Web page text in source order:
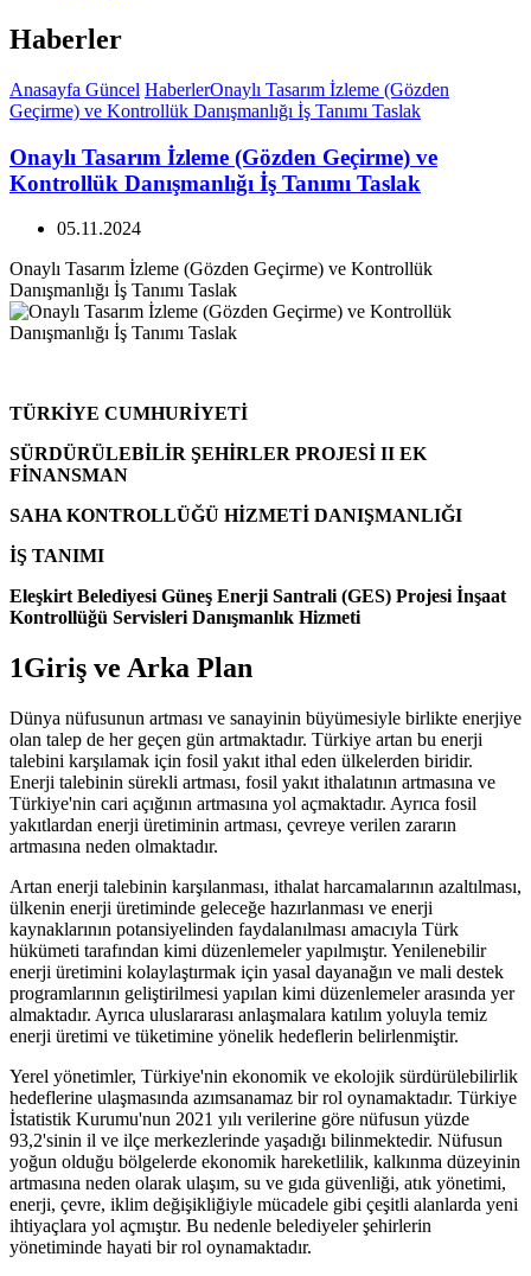
Haberler
Anasayfa Güncel HaberlerOnaylı Tasarım İzleme (Gözden
Geçirme) ve Kontrollük Danışmanlığı İş Tanımı Taslak
Onaylı Tasarım İzleme (Gözden Geçirme) ve
Kontrollük Danışmanlığı İş Tanımı Taslak
05.11.2024
Onaylı Tasarım İzleme (Gözden Geçirme) ve Kontrollük
Danışmanlığı İş Tanımı Taslak
TÜRKİYE CUMHURİYETİ
SÜRDÜRÜLEBİLİR ŞEHİRLER PROJESİ II EK
FİNANSMAN
SAHA KONTROLLÜĞÜ HİZMETİ DANIŞMANLIĞI
İŞ TANIMI
Eleşkirt Belediyesi Güneş Enerji Santrali (GES) Projesi İnşaat
Kontrollüğü Servisleri Danışmanlık Hizmeti
1Giriş ve Arka Plan
Dünya nüfusunun artması ve sanayinin büyümesiyle birlikte enerjiye
olan talep de her geçen gün artmaktadır. Türkiye artan bu enerji
talebini karşılamak için fosil yakıt ithal eden ülkelerden biridir.
Enerji talebinin sürekli artması, fosil yakıt ithalatının artmasına ve
Türkiye'nin cari açığının artmasına yol açmaktadır. Ayrıca fosil
yakıtlardan enerji üretiminin artması, çevreye verilen zararın
artmasına neden olmaktadır.
Artan enerji talebinin karşılanması, ithalat harcamalarının azaltılması,
ülkenin enerji üretiminde geleceğe hazırlanması ve enerji
kaynaklarının potansiyelinden faydalanılması amacıyla Türk
hükümeti tarafından kimi düzenlemeler yapılmıştır. Yenilenebilir
enerji üretimini kolaylaştırmak için yasal dayanağın ve mali destek
programlarının geliştirilmesi yapılan kimi düzenlemeler arasında yer
almaktadır. Ayrıca uluslararası anlaşmalara katılım yoluyla temiz
enerji üretimi ve tüketimine yönelik hedeflerin belirlenmiştir.
Yerel yönetimler, Türkiye'nin ekonomik ve ekolojik sürdürülebilirlik
hedeflerine ulaşmasında azımsanamaz bir rol oynamaktadır. Türkiye
İstatistik Kurumu'nun 2021 yılı verilerine göre nüfusun yüzde
93,2'sinin il ve ilçe merkezlerinde yaşadığı bilinmektedir. Nüfusun
yoğun olduğu bölgelerde ekonomik hareketlilik, kalkınma düzeyinin
artmasına neden olarak ulaşım, su ve gıda güvenliği, atık yönetimi,
enerji, çevre, iklim değişikliğiyle mücadele gibi çeşitli alanlarda yeni
ihtiyaçlara yol açmıştır. Bu nedenle belediyeler şehirlerin
yönetiminde hayati bir rol oynamaktadır.